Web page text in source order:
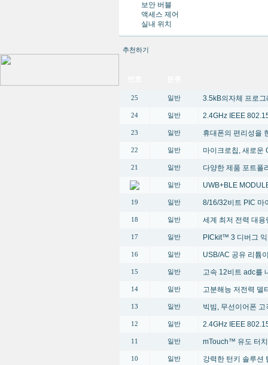
보안 버블
액세스 제어
실내 위치
추천하기
25 일반 3.5kB의자체 프로
24 일반 2.4GHz IEEE
23 일반 휴대폰의 편리성을
22 일반 마이크로칩, 새로운
21 일반 다양한 제품 포트폴
일반 UWB+BLE
19 일반 8/16/32비트 PIC 마
18 일반 세계 최저 전력 대
17 일반 PICkit™ 3 디버그
16 일반 USB/AC 공유 리튬
15 일반 고속 12비트 adc를
14 일반 고분해능 저전력 델
13 일반 빅빔, 무선이어폰 고
12 일반 2.4GHz IEEE
11 일반 mTouch™ 유도 터
10 일반 강력한 턴키 솔루션